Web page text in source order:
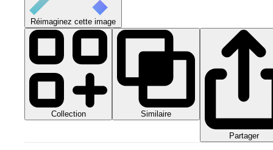
Réimaginez cette image
Collection Similaire
Partager